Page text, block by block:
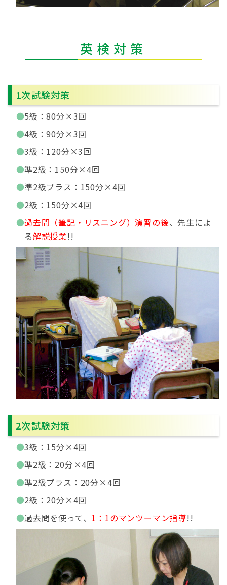
英検対策
1次試験対策
5級：80分×3回
4級：90分×3回
3級：120分×3回
準2級：150分×4回
準2級プラス：150分×4回
2級：150分×4回
過去問（筆記・リスニング）演習の後、先生によ
る解説授業!!
2次試験対策
3級：15分×4回
準2級：20分×4回
準2級プラス：20分×4回
2級：20分×4回
過去問を使って、 1：1のマンツーマン指導!!